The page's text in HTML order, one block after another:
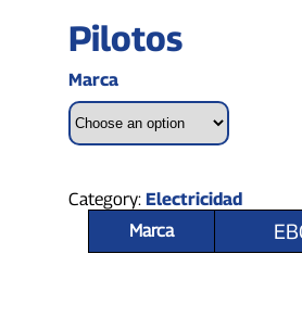
Pilotos
Marca
Category: Electricidad
Marca